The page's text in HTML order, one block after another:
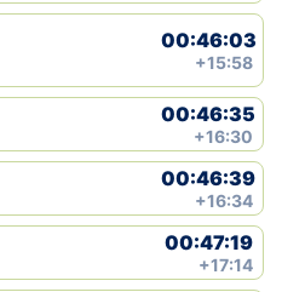
00:46:03
+15:58
00:46:35
+16:30
00:46:39
+16:34
00:47:19
+17:14